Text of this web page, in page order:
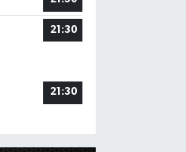
21:30
21:30